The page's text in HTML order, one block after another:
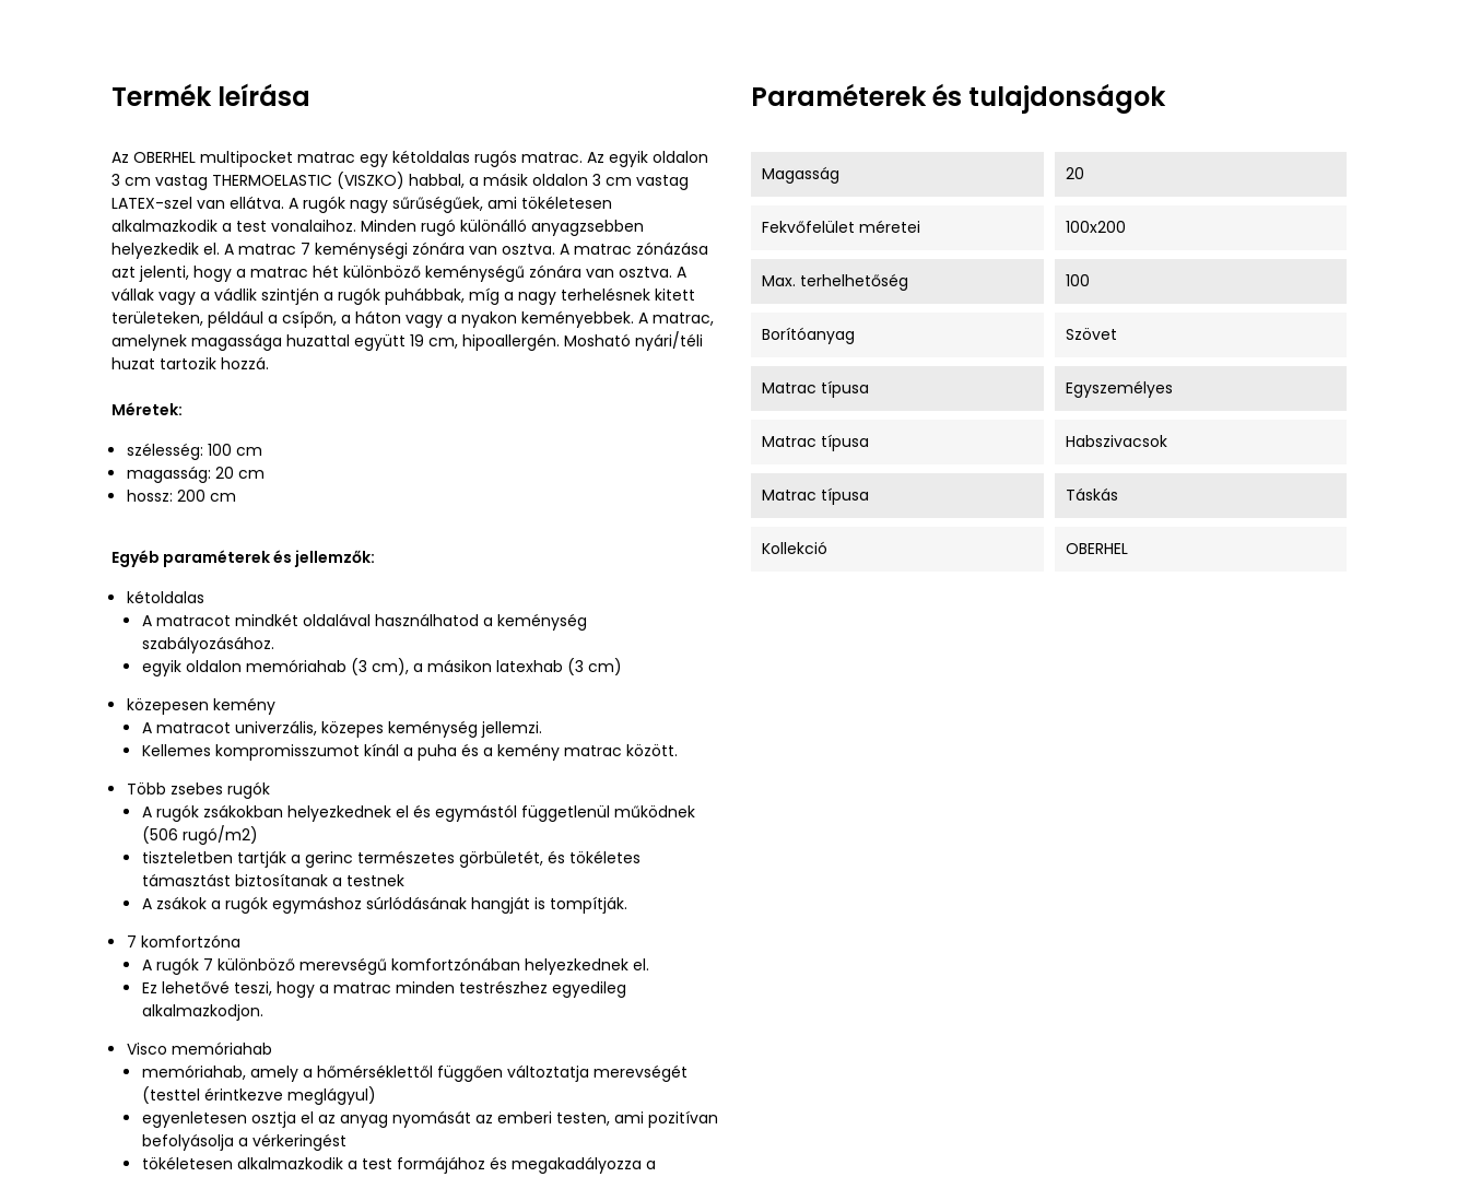
Termék leírása
Az OBERHEL multipocket matrac egy kétoldalas rugós matrac. Az egyik oldalon
3 cm vastag THERMOELASTIC (VISZKO) habbal, a másik oldalon 3 cm vastag
LATEX-szel van ellátva. A rugók nagy sűrűségűek, ami tökéletesen
alkalmazkodik a test vonalaihoz. Minden rugó különálló anyagzsebben
helyezkedik el. A matrac 7 keménységi zónára van osztva. A matrac zónázása
azt jelenti, hogy a matrac hét különböző keménységű zónára van osztva. A
vállak vagy a vádlik szintjén a rugók puhábbak, míg a nagy terhelésnek kitett
területeken, például a csípőn, a háton vagy a nyakon keményebbek. A matrac,
amelynek magassága huzattal együtt 19 cm, hipoallergén. Mosható nyári/téli
huzat tartozik hozzá.
Méretek:
szélesség: 100 cm
magasság: 20 cm
hossz: 200 cm
Egyéb paraméterek és jellemzők:
kétoldalas
A matracot mindkét oldalával használhatod a keménység
szabályozásához.
egyik oldalon memóriahab (3 cm), a másikon latexhab (3 cm)
közepesen kemény
A matracot univerzális, közepes keménység jellemzi.
Kellemes kompromisszumot kínál a puha és a kemény matrac között.
Több zsebes rugók
A rugók zsákokban helyezkednek el és egymástól függetlenül működnek
(506 rugó/m2)
tiszteletben tartják a gerinc természetes görbületét, és tökéletes
támasztást biztosítanak a testnek
A zsákok a rugók egymáshoz súrlódásának hangját is tompítják.
7 komfortzóna
A rugók 7 különböző merevségű komfortzónában helyezkednek el.
Ez lehetővé teszi, hogy a matrac minden testrészhez egyedileg
alkalmazkodjon.
Visco memóriahab
memóriahab, amely a hőmérséklettől függően változtatja merevségét
(testtel érintkezve meglágyul)
egyenletesen osztja el az anyag nyomását az emberi testen, ami pozitívan
befolyásolja a vérkeringést
tökéletesen alkalmazkodik a test formájához és megakadályozza a
Paraméterek és tulajdonságok
Magasság 20
Fekvőfelület méretei 100x200
Max. terhelhetőség 100
Borítóanyag Szövet
Matrac típusa Egyszemélyes
Matrac típusa Habszivacsok
Matrac típusa Táskás
Kollekció OBERHEL